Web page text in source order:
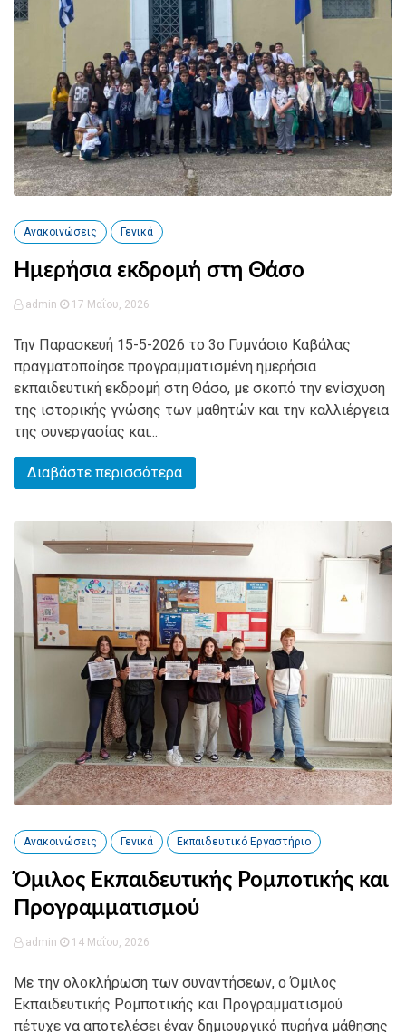
Ανακοινώσεις Γενικά
Ημερήσια εκδρομή στη Θάσο
admin 17 Μαΐου, 2026
Την Παρασκευή 15-5-2026 το 3ο Γυμνάσιο Καβάλας
πραγματοποίησε προγραμματισμένη ημερήσια
εκπαιδευτική εκδρομή στη Θάσο, με σκοπό την ενίσχυση
της ιστορικής γνώσης των μαθητών και την καλλιέργεια
της συνεργασίας και...
Διαβάστε περισσότερα
Ανακοινώσεις Γενικά Εκπαιδευτικό Εργαστήριο
Όμιλος Εκπαιδευτικής Ρομποτικής και
Προγραμματισμού
admin 14 Μαΐου, 2026
Με την ολοκλήρωση των συναντήσεων, ο Όμιλος
Εκπαιδευτικής Ρομποτικής και Προγραμματισμού
πέτυχε να αποτελέσει έναν δημιουργικό πυρήνα μάθησης